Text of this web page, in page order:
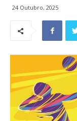
24 Outubro, 2025